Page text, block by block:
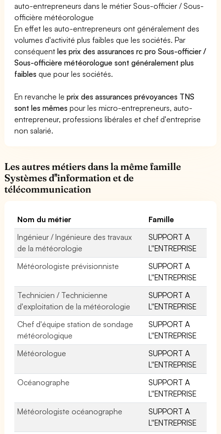
auto-entrepreneurs dans le métier Sous-officier / Sous-
officière météorologue
En effet les auto-entrepreneurs ont généralement des
volumes d'activité plus faibles que les sociétés. Par
conséquentles prix des assurances rc pro Sous-officier /
Sous-officière météorologue sont généralement plus
faibles que pour les sociétés.
En revanche leprix des assurances prévoyances TNS
sont les mêmes pour les micro-entrepreneurs, auto-
entrepreneur, professions libérales et chef d'entreprise
non salarié.
Les autres métiers dans la même famille
Systèmes d''information et de
télécommunication
Nom du métier
Famille
Ingénieur / Ingénieure des travaux
de la météorologie
SUPPORT A
L''ENTREPRISE
Météorologiste prévisionniste
SUPPORT A
L''ENTREPRISE
Technicien / Technicienne
d'exploitation de la météorologie
SUPPORT A
L''ENTREPRISE
Chef d'équipe station de sondage
météorologique
SUPPORT A
L''ENTREPRISE
Météorologue
SUPPORT A
L''ENTREPRISE
Océanographe
SUPPORT A
L''ENTREPRISE
Météorologiste océanographe
SUPPORT A
L''ENTREPRISE